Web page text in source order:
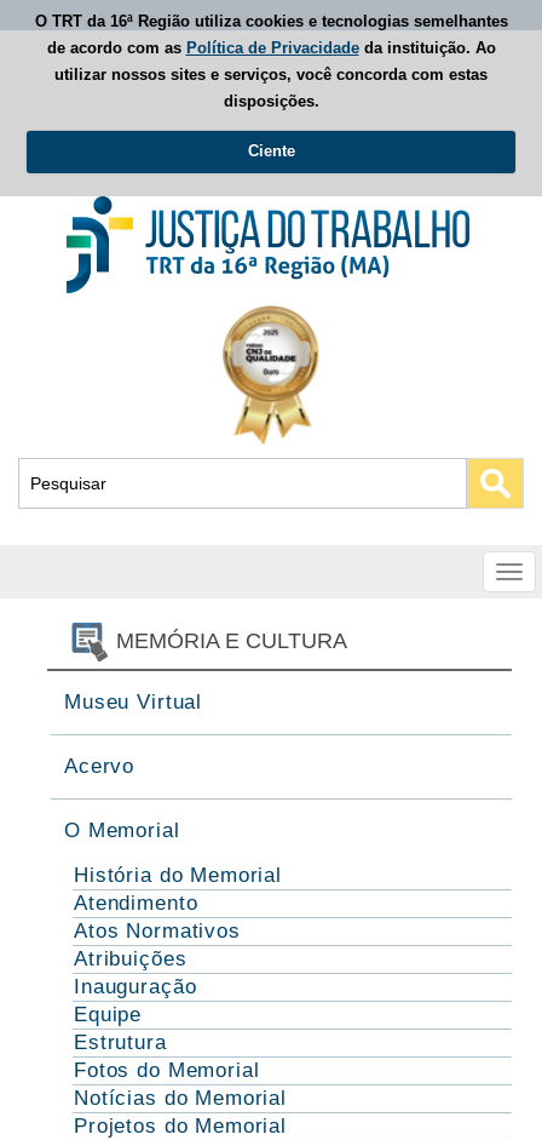
O TRT da 16ª Região utiliza cookies e tecnologias semelhantes
de acordo com as Política de Privacidadeda instituição. Ao
utilizar nossos sites e serviços, você concorda com estas
disposições.
Ciente
MEMÓRIA E CULTURA
Museu Virtual
Acervo
O Memorial
História do Memorial
Atendimento
Atos Normativos
Atribuições
Inauguração
Equipe
Estrutura
Fotos do Memorial
Notícias do Memorial
Projetos do Memorial